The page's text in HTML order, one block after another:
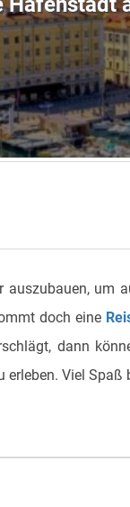
um
doch eine
dann
erleben. Viel Spaß